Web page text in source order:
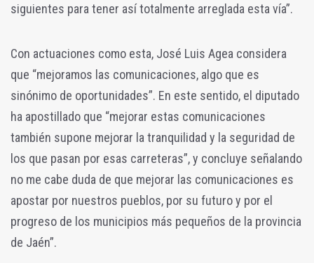
siguientes para tener así totalmente arreglada esta vía”.
Con actuaciones como esta, José Luis Agea considera
que “mejoramos las comunicaciones, algo que es
sinónimo de oportunidades”. En este sentido, el diputado
ha apostillado que “mejorar estas comunicaciones
también supone mejorar la tranquilidad y la seguridad de
los que pasan por esas carreteras”, y concluye señalando
no me cabe duda de que mejorar las comunicaciones es
apostar por nuestros pueblos, por su futuro y por el
progreso de los municipios más pequeños de la provincia
de Jaén”.